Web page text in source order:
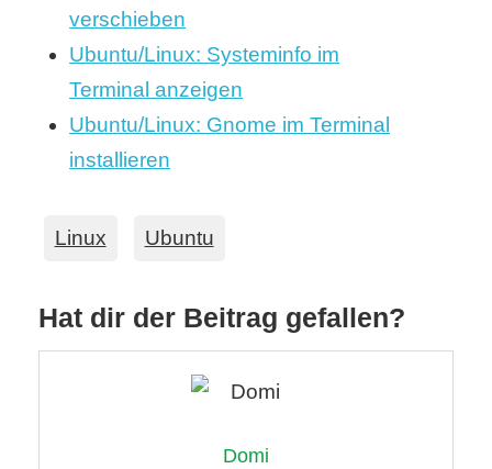
verschieben
Ubuntu/Linux: Systeminfo im
Terminal anzeigen
Ubuntu/Linux: Gnome im Terminal
installieren
Linux Ubuntu
Hat dir der Beitrag gefallen?
Domi